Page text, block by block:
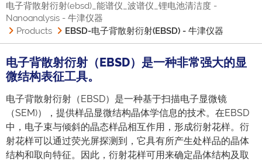
电子背散射衍射(ebsd)_能谱仪_波谱仪_锂电池清洁度 -
Nanoanalysis - 牛津仪器
Products
EBSD-电子背散射衍射(EBSD) - 牛津仪器
电子背散射衍射（EBSD）是一种非常强大的显
微结构表征工具。
电子背散射衍射（EBSD）是一种基于扫描电子显微镜
（SEM)），提供样品显微结构晶体学信息的技术。在EBSD
中，电子束与倾斜的晶态样品相互作用，形成衍射花样。衍
射花样可以通过荧光屏探测到，它具有所产生处样品的晶体
结构和取向特征。因此，衍射花样可用来确定晶体结构及取